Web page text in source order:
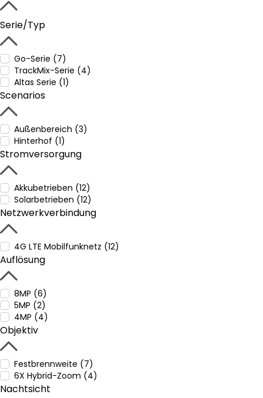
Serie/Typ
Go-Serie (7)
TrackMix-Serie (4)
Altas Serie (1)
Scenarios
Außenbereich (3)
Hinterhof (1)
Stromversorgung
Akkubetrieben (12)
Solarbetrieben (12)
Netzwerkverbindung
4G LTE Mobilfunknetz (12)
Auflösung
8MP (6)
5MP (2)
4MP (4)
Objektiv
Festbrennweite (7)
6X Hybrid-Zoom (4)
Nachtsicht